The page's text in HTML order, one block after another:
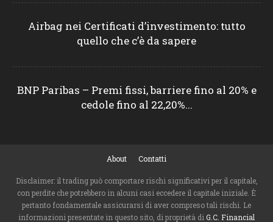
Airbag nei Certificati d’investimento: tutto
quello che c’è da sapere
BNP Paribas – Premi fissi, barriere fino al 20% e
cedole fino al 22,20%...
About Contatti
Disclaimer: il trading può comportare rischi significativi per il capitale,
con perdite che potrebbero in alcuni casi eccedere il capitale iniziale. È
pertanto fondamentale assicurarsi di aver compreso tali rischi. Le
informazioni presentate in questo sito, di proprietà di G.C. Financial